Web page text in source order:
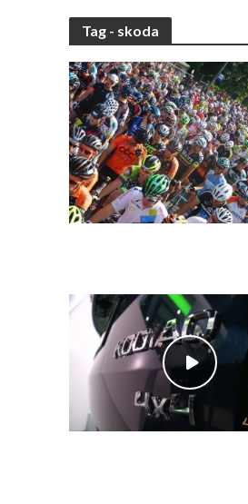
Tag - skoda